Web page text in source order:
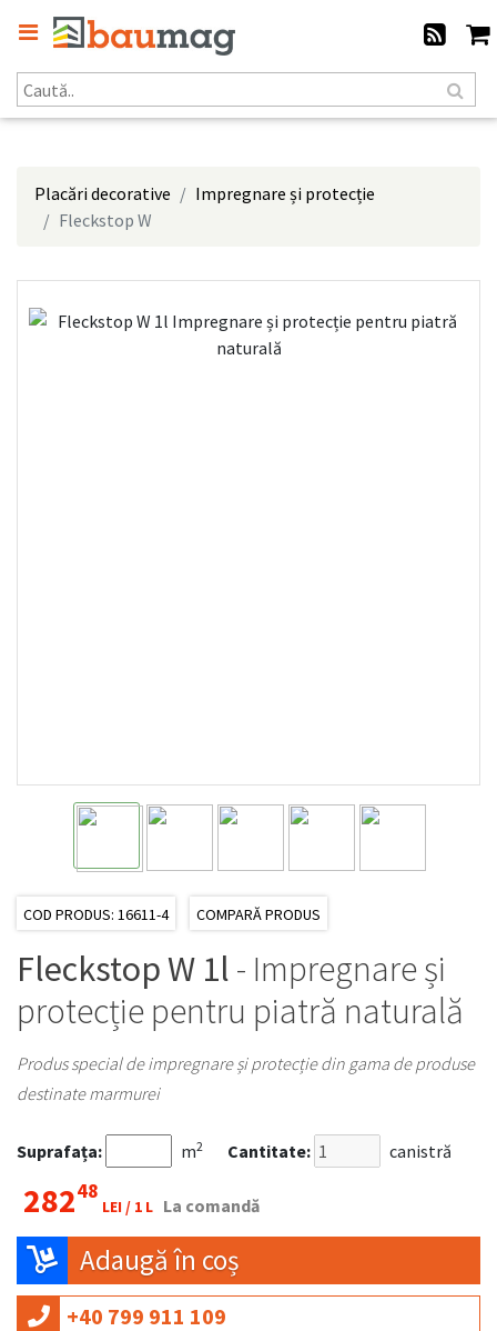
Placări decorative
Impregnare și protecție
Fleckstop W
COD PRODUS: 16611-4 COMPARĂ PRODUS
Fleckstop W 1l - Impregnare și
protecție pentru piatră naturală
Produs special de impregnare și protecție din gama de produse
destinate marmurei
Suprafața: m2 Cantitate: canistră
28248
LEI / 1 L La comandă
Adaugă în coș
+40 799 911 109